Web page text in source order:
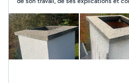
parpaing Crépi Terrassement Nivelages Pose de puisard
Décaisser